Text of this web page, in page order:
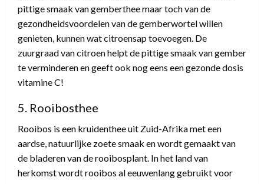
pittige smaak van gemberthee maar toch van de
gezondheidsvoordelen van de gemberwortel willen
genieten, kunnen wat citroensap toevoegen. De
zuurgraad van citroen helpt de pittige smaak van gember
te verminderen en geeft ook nog eens een gezonde dosis
vitamine C!
5. Rooibosthee
Rooibos is een kruidenthee uit Zuid-Afrika met een
aardse, natuurlijke zoete smaak en wordt gemaakt van
de bladeren van de rooibosplant. In het land van
herkomst wordt rooibos al eeuwenlang gebruikt voor